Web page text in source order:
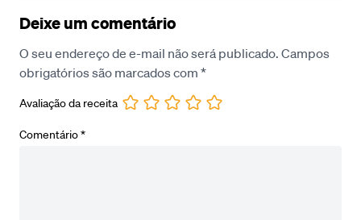
Deixe um comentário
O seu endereço de e-mail não será publicado. Campos
obrigatórios são marcados com *
Avaliação da receita
Comentário*